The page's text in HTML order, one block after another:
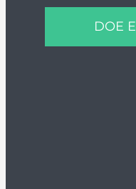
DOE